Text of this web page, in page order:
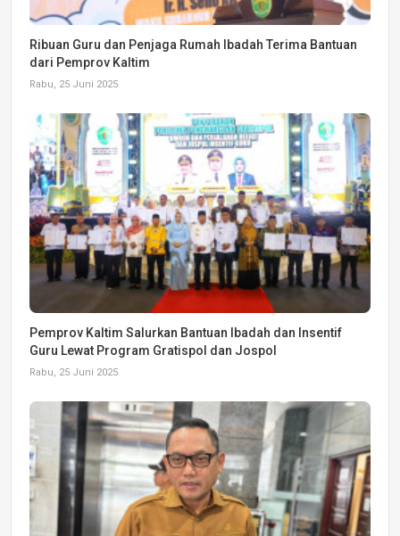
Ribuan Guru dan Penjaga Rumah Ibadah Terima Bantuan
dari Pemprov Kaltim
Rabu, 25 Juni 2025
Pemprov Kaltim Salurkan Bantuan Ibadah dan Insentif
Guru Lewat Program Gratispol dan Jospol
Rabu, 25 Juni 2025